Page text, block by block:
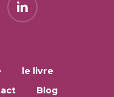
le livre
Blog